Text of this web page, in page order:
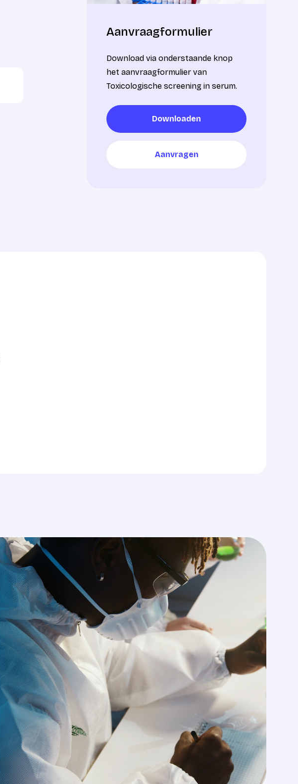
Aanvraagformulier
Download via onderstaande knop
het aanvraagformulier van
Toxicologische screening in serum.
Downloaden
Downloaden
Aanvragen